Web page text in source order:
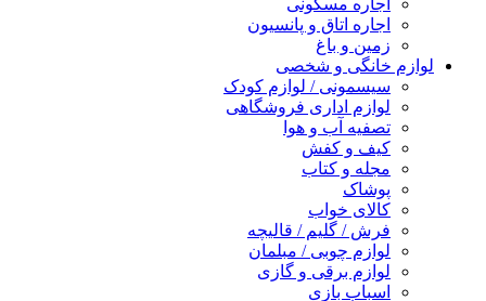
اجاره مسکونی
اجاره اتاق و پانسیون
زمین و باغ
لوازم خانگی و شخصی
سیسمونی / لوازم کودک
لوازم اداری فروشگاهی
تصفیه آب و هوا
کیف و کفش
مجله و کتاب
پوشاک
کالای خواب
فرش / گلیم / قالیچه
لوازم چوبی / مبلمان
لوازم برقی و گازی
اسباب بازی